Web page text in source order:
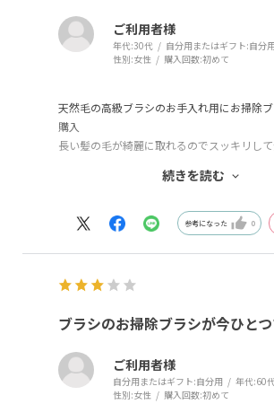
ご利用者様
年代:30代 自分用またはギフト:自分用
性別:女性 購入回数:初めて
天然毛の高級ブラシのお手入れ用にお掃除
購入
長い髪の毛が綺麗に取れるのでスッキリし
このお掃除ブラシで取ってから洗うと凄く綺
続きを読む
参考になった 0
ブラシのお掃除ブラシが今ひと
ご利用者様
自分用またはギフト:自分用 年代:60代
性別:女性 購入回数:初めて